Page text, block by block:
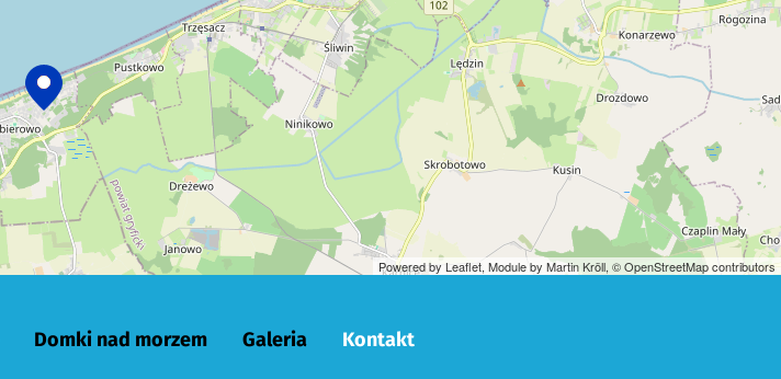
Powered by Leaflet, Module by Martin Kröll, © OpenStreetMap contributors
Domki nad morzem Galeria Kontakt